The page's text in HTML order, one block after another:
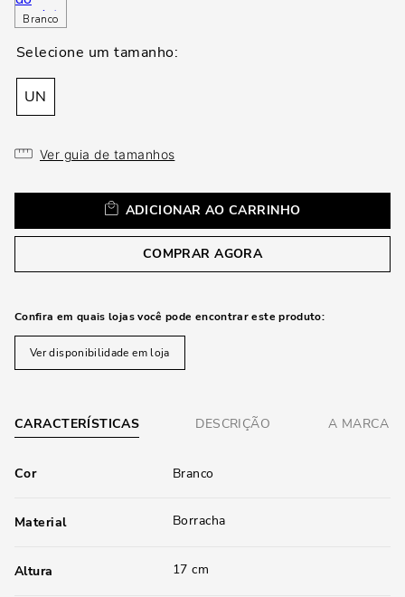
Branco
UN
Ver guia de tamanhos
ADICIONAR AO CARRINHO
COMPRAR AGORA
Confira em quais lojas você pode encontrar este produto:
Ver disponibilidade em loja
CARACTERÍSTICAS DESCRIÇÃO A MARCA
Cor Branco
Material Borracha
Altura 17 cm